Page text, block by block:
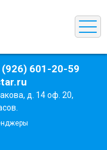
(926) 601-20-59
д. 14 оф. 20,